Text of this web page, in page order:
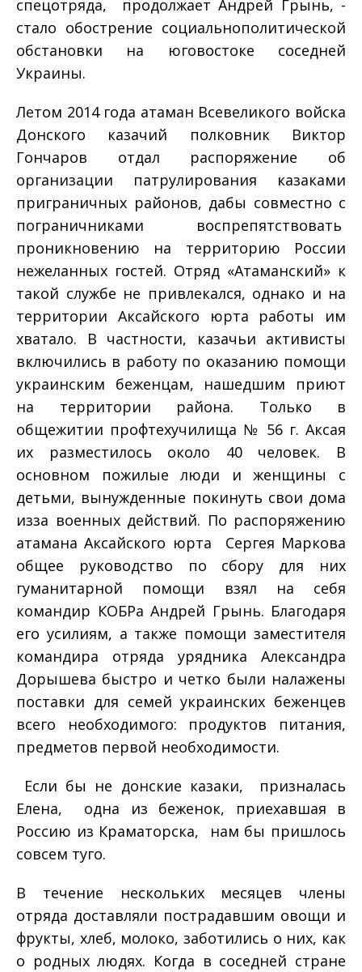
­
спецотряда, ­ продолжает Андрей Грынь, ­
стало обострение социально­политической
обстановки на юго­востоке соседней
Украины.
Летом 2014 года атаман Всевеликого войска
Донского казачий полковник Виктор
Гончаров отдал распоряжение об
организации патрулирования казаками
приграничных районов, дабы совместно с
пограничниками воспрепятствовать
проникновению на территорию России
нежеланных гостей. Отряд «Атаманский» к
такой службе не привлекался, однако и на
территории Аксайского юрта работы им
хватало. В частности, казачьи активисты
включились в работу по оказанию помощи
украинским беженцам, нашедшим приют
на территории района. Только в
общежитии профтехучилища № 56 г. Аксая
их разместилось около 40 человек. В
основном пожилые люди и женщины с
детьми, вынужденные покинуть свои дома
из­за военных действий. По распоряжению
атамана Аксайского юрта Сергея Маркова
общее руководство по сбору для них
гуманитарной помощи взял на себя
командир КОБРа Андрей Грынь. Благодаря
его усилиям, а также помощи заместителя
командира отряда урядника Александра
Дорышева быстро и четко были налажены
поставки для семей украинских беженцев
всего необходимого: продуктов питания,
предметов первой необходимости.
­ Если бы не донские казаки, ­ призналась
Елена, одна из беженок, приехавшая в
Россию из Краматорска, ­ нам бы пришлось
совсем туго.
В течение нескольких месяцев члены
отряда доставляли пострадавшим овощи и
фрукты, хлеб, молоко, заботились о них, как
о родных людях. Когда в соседней стране